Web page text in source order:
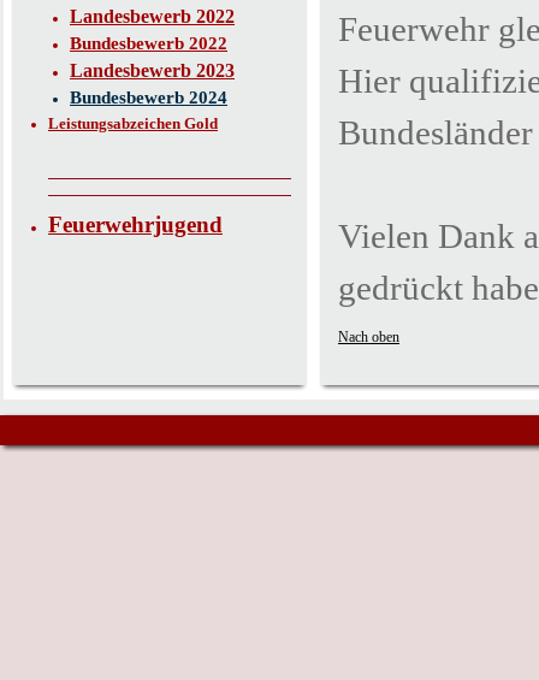
Landesbewerb 2022
Bundesbewerb 2022
Landesbewerb 2023
Bundesbewerb 2024
Leistungsabzeichen Gold
Feuerwehrjugend
Feuerwehr
Hier
Vielen Dank
gedrückt
Nach oben